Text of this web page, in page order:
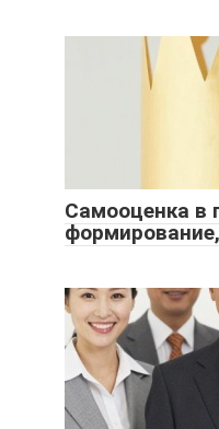
Самооценка в